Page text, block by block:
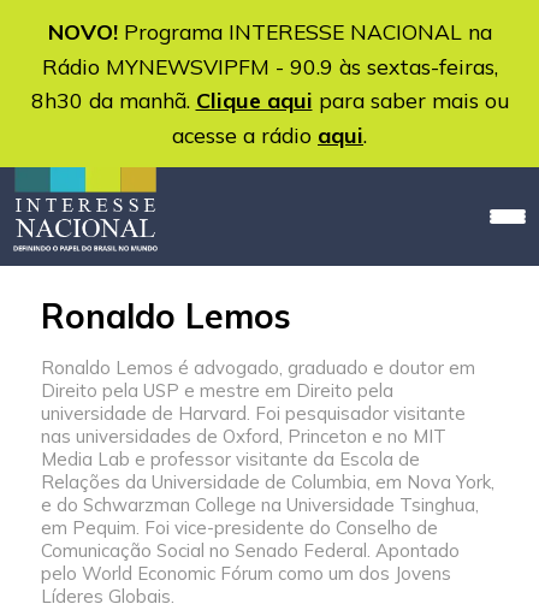
NOVO!Programa INTERESSE NACIONAL na
Rádio MYNEWSVIPFM - 90.9 às sextas-feiras,
8h30 da manhã. Clique aqui para saber mais ou
acesse a rádio aqui.
Ronaldo Lemos
Ronaldo Lemos é advogado, graduado e doutor em
Direito pela USP e mestre em Direito pela
universidade de Harvard. Foi pesquisador visitante
nas universidades de Oxford, Princeton e no MIT
Media Lab e professor visitante da Escola de
Relações da Universidade de Columbia, em Nova York,
e do Schwarzman College na Universidade Tsinghua,
em Pequim. Foi vice-presidente do Conselho de
Comunicação Social no Senado Federal. Apontado
pelo World Economic Fórum como um dos Jovens
Líderes Globais.